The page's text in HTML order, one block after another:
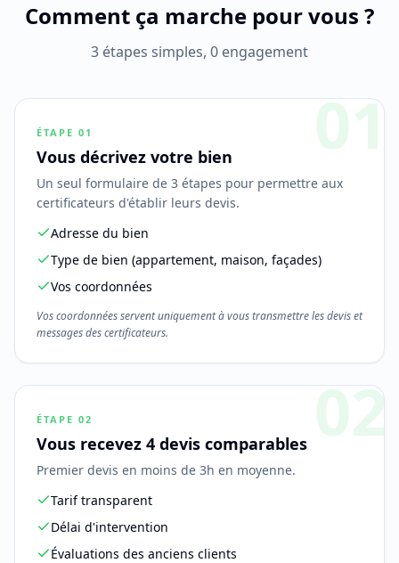
Comment ça marche pour vous ?
3 étapes simples, 0 engagement
01
ÉTAPE 01
Vous décrivez votre bien
Un seul formulaire de 3 étapes pour permettre aux
certificateurs d'établir leurs devis.
Adresse du bien
Type de bien (appartement, maison, façades)
Vos coordonnées
Vos coordonnées servent uniquement à vous transmettre les devis et
messages des certificateurs.
02
ÉTAPE 02
Vous recevez 4 devis comparables
Premier devis en moins de 3h en moyenne.
Tarif transparent
Délai d'intervention
Évaluations des anciens clients